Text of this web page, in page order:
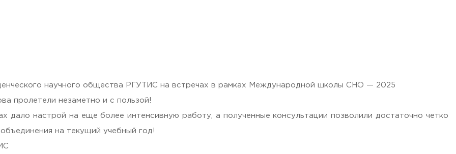
научного общества РГУТИС на встречах в рамках Международной школы СНО — 2025
пролетели незаметно и с пользой!
дало настрой на еще более интенсивную работу, а полученные консультации позволили достаточно четко
на текущий учебный год!